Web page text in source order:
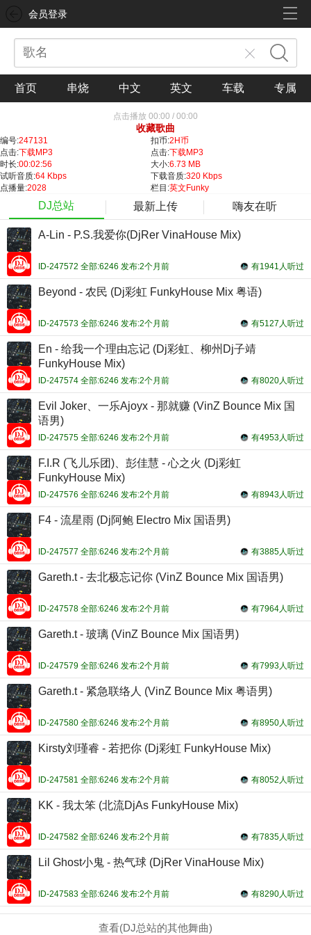
会员登录
首页 串烧 中文 英文 车载 专属
点击播放 00:00 / 00:00
收藏歌曲
编号:247131 扣币:2H币
点击:下载MP3 点击:下载MP3
时长:00:02:56 大小:6.73 MB
试听音质:64 Kbps 下载音质:320 Kbps
点播量:2028 栏目:英文Funky
DJ总站 最新上传 嗨友在听
A-Lin - P.S.我爱你(DjRer VinaHouse Mix)
有1941人听过
ID-247572 全部:6246 发布:2个月前
Beyond - 农民 (Dj彩虹 FunkyHouse Mix 粤语)
有5127人听过
ID-247573 全部:6246 发布:2个月前
En - 给我一个理由忘记 (Dj彩虹、柳州Dj子靖
FunkyHouse Mix)
有8020人听过
ID-247574 全部:6246 发布:2个月前
Evil Joker、一乐Ajoyx - 那就赚 (VinZ Bounce Mix 国
语男)
有4953人听过
ID-247575 全部:6246 发布:2个月前
F.I.R (飞儿乐团)、彭佳慧 - 心之火 (Dj彩虹
FunkyHouse Mix)
有8943人听过
ID-247576 全部:6246 发布:2个月前
F4 - 流星雨 (Dj阿鲍 Electro Mix 国语男)
有3885人听过
ID-247577 全部:6246 发布:2个月前
Gareth.t - 去北极忘记你 (VinZ Bounce Mix 国语男)
有7964人听过
ID-247578 全部:6246 发布:2个月前
Gareth.t - 玻璃 (VinZ Bounce Mix 国语男)
有7993人听过
ID-247579 全部:6246 发布:2个月前
Gareth.t - 紧急联络人 (VinZ Bounce Mix 粤语男)
有8950人听过
ID-247580 全部:6246 发布:2个月前
Kirsty刘瑾睿 - 若把你 (Dj彩虹 FunkyHouse Mix)
有8052人听过
ID-247581 全部:6246 发布:2个月前
KK - 我太笨 (北流DjAs FunkyHouse Mix)
有7835人听过
ID-247582 全部:6246 发布:2个月前
Lil Ghost小鬼 - 热气球 (DjRer VinaHouse Mix)
有8290人听过
ID-247583 全部:6246 发布:2个月前
查看(DJ总站的其他舞曲)